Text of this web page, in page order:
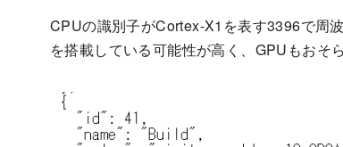
CPUの識別子がCortex-X1を表す3396で周
を搭載している可能性が高く、GPUもおそ